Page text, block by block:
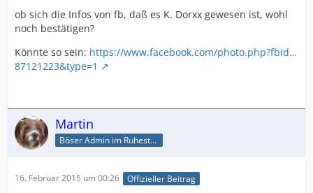
ob sich die Infos von fb, daß es K. Dorxx gewesen ist, wohl
noch bestätigen?
Könnte so sein: https://www.facebook.com/photo.php?fbid…
87121223&type=1
Martin
Böser Admin im Ruhestand
16. Februar 2015 um 00:26 Offizieller Beitrag